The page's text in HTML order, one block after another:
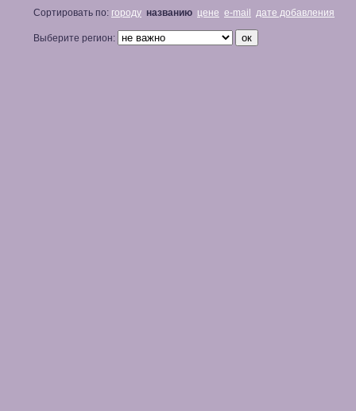
Сортировать по: городу названию цене e-mail дате добавления
Выберите регион: